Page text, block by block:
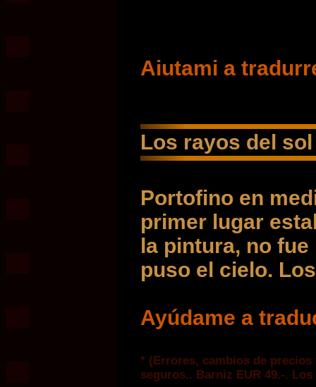
Aiutami a
Los rayos del
Portofino en
primer lugar
la pintura, no
puso el cielo.
Ayúdame a
* (Errores, cambios de
seguros.. Barniz EUR 49.-.